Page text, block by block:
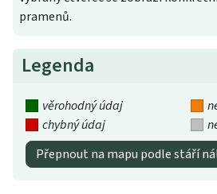
pramenů.
Legenda
věrohodný údaj
chybný údaj
Přepnout na mapu podle stáří